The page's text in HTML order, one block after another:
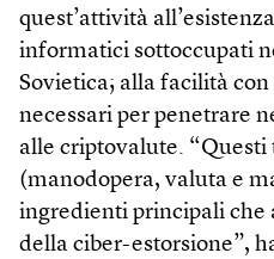
quest’attività
informatici sottoccupati
Sovietica; alla facilità
necessari per penetrare
alle criptovalute.
(manodopera, valuta e
ingredienti principali che
della ciber-estorsione”,